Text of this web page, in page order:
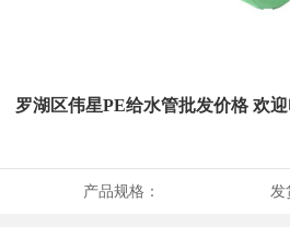
罗湖区伟星PE给水管批发价格 欢
产品规格： 发